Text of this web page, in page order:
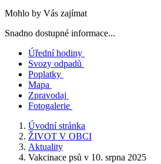
Mohlo by Vás zajímat
Snadno dostupné informace...
Úřední hodiny
Svozy odpadů
Poplatky
Mapa
Zpravodaj
Fotogalerie
Úvodní stránka
ŽIVOT V OBCI
Aktuality
Vakcinace psů v 10. srpna 2025